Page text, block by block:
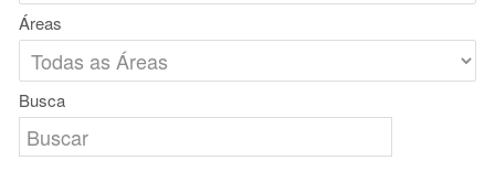
Áreas
Busca